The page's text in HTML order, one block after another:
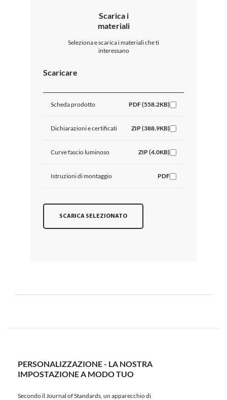
Scarica i
materiali
Seleziona e scarica i materiali che ti
interessano
Scaricare
Scheda prodotto PDF (558.2KB)
Dichiarazioni e certificati ZIP (388.9KB)
Curve fascio luminoso ZIP (4.0KB)
Istruzioni di montaggio PDF
SCARICA SELEZIONATO
PERSONALIZZAZIONE - LA NOSTRA
IMPOSTAZIONE A MODO TUO
Secondo il Journal of Standards, un apparecchio di